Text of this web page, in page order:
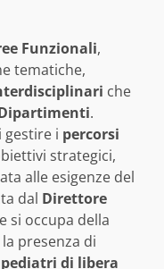
Funzionali,
tematiche,
che
.
gestire i percorsi
strategici,
alle esigenze del
dal Direttore
si occupa della
presenza di
pediatri di libera